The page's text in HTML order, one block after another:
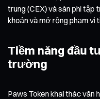
trung (CEX) và sàn phi tập
khoản và mở rộng phạm vi
Tiềm năng đầu
trường
Paws Token khai thác văn